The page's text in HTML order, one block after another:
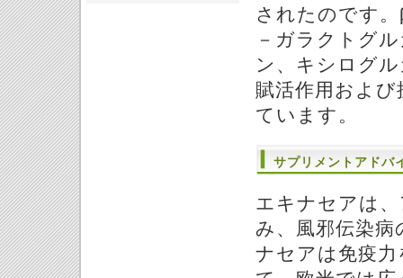
されたのです
－ガラクトグ
ン、キシログ
賦活作用およ
ています。
サプリメントアドバ
エキナセアは
み、風邪伝染
ナセアは免疫